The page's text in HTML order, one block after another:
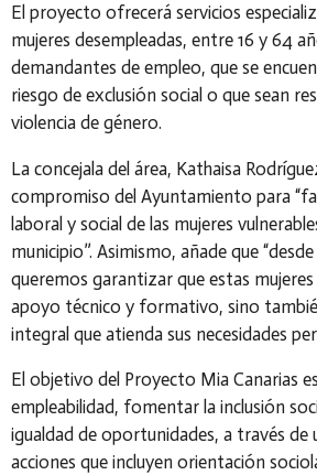
El proyecto ofrecerá servicios
mujeres desempleadas, entre 16 y 64
demandantes de empleo, que se
riesgo de exclusión social o que sean
violencia de género.
La concejala del área, Kathaisa
compromiso del Ayuntamiento para
laboral y social de las mujeres
municipio”. Asimismo, añade que
queremos garantizar que estas
apoyo técnico y formativo, sino
integral que atienda sus necesidades
El objetivo del Proyecto Mia Canarias
empleabilidad, fomentar la inclusión
igualdad de oportunidades, a través de
acciones que incluyen orientación